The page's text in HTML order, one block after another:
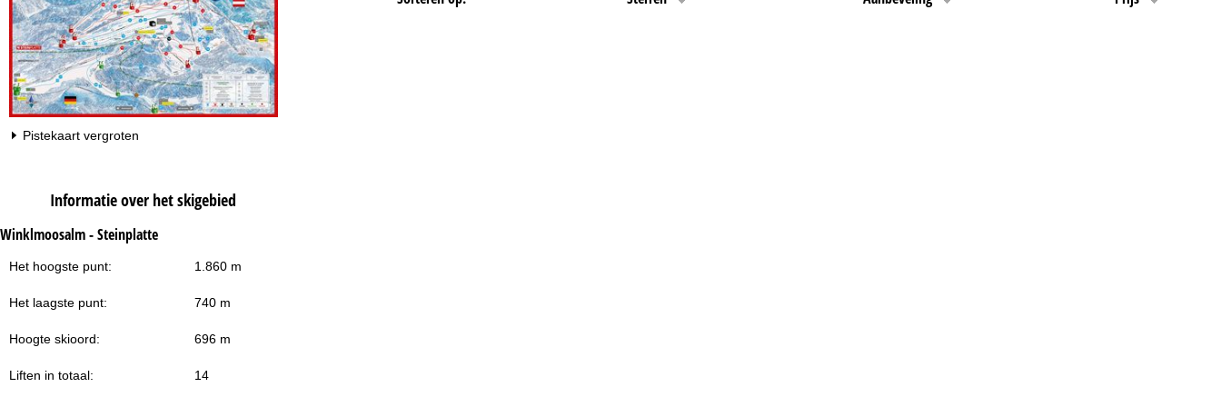
Pistekaart vergroten
Informatie over het skigebied
Winklmoosalm - Steinplatte
Het hoogste punt: 1.860 m
Het laagste punt: 740 m
Hoogte skioord: 696 m
Liften in totaal: 14